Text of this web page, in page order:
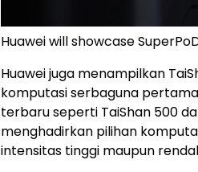
Huawei will showcase
Huawei juga menampilkan
komputasi serbaguna
terbaru seperti TaiShan 500
menghadirkan pilihan
intensitas tinggi maupun